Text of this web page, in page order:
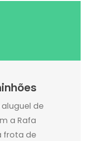
de
a Rafa
frota de